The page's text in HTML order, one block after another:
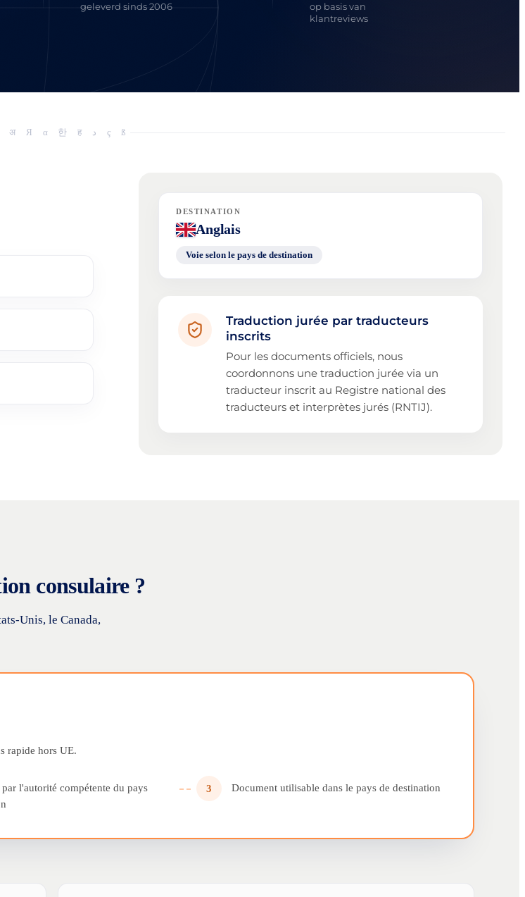
geleverd sinds 2006
op basis van
klantreviews
文 ع अ Я α 한 ह د ç ß
DESTINATION
Anglais
Voie selon le pays de destination
Traduction jurée par traducteurs
inscrits
Pour les documents officiels, nous
coordonnons une traduction jurée via un
traducteur inscrit au Registre national des
traducteurs et interprètes jurés (RNTIJ).
consulaire ?
Unis, le Canada,
rapide hors UE.
l'autorité compétente du pays
3 Document utilisable dans le pays de destination